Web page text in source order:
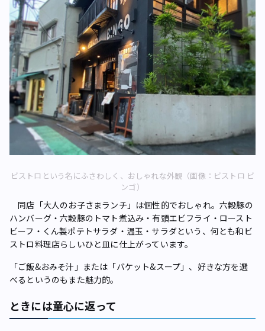
ビストロという名にふさわしく、おしゃれな外観（画像：ビストロ ビ
ンゴ）
同店「大人のお子さまランチ」は個性的でおしゃれ。六穀豚の
ハンバーグ・六穀豚のトマト煮込み・有頭エビフライ・ロースト
ビーフ・くん製ポテトサラダ・温玉・サラダという、何とも和ビ
ストロ料理店らしいひと皿に仕上がっています。
「ご飯&おみそ汁」または「バケット&スープ」、好きな方を選
べるというのもまた魅力的。
ときには童心に返って